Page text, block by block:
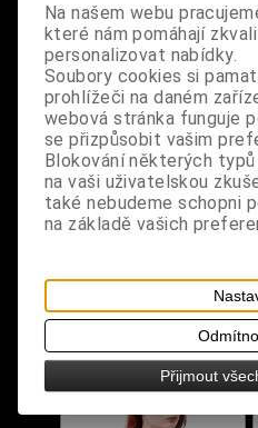
Bolerko černé s
pavučinovým
potiskem
490 Kč
Koupit
Na našem webu
které nám pomáhají
personalizovat nabídky.
Soubory cookies si
prohlížeči na daném
webová stránka funguje
se přizpůsobit vašim
Blokování některých
na vaši uživatelskou
také nebudeme schopni
na základě vašich
Přijmout